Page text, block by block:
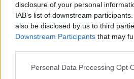
disclosure of your personal
IAB’s list of downstream
also be disclosed by us to third
Downstream Participants that may
Personal Data Processing Opt
35 χρόνια
υπάρχει
δημοσίευσε